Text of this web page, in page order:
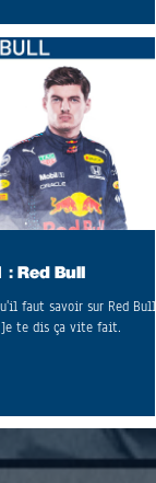
: Red Bull
faut savoir sur Red Bull
te dis ça vite fait.